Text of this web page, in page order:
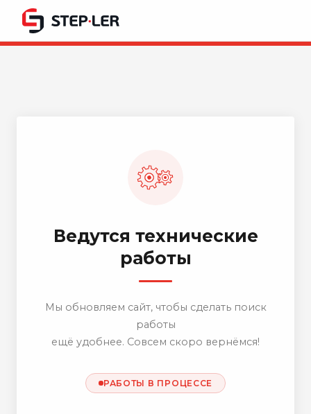
Ведутся технические
работы
Мы обновляем сайт, чтобы сделать поиск
работы
ещё удобнее. Совсем скоро вернёмся!
РАБОТЫ В ПРОЦЕССЕ